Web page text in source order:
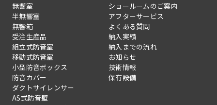
無響室
半無響室
無響箱
受注生産品
組立式防音室
移動式防音室
小型防音ボックス
防音カバー
ダクトサイレンサー
AS式防音壁
ショールームのご案内
アフターサービス
よくある質問
納入実績
納入までの流れ
お知らせ
技術情報
保有設備